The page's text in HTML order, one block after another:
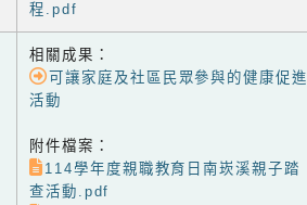
程.pdf
相關成果：
可讓家庭及社區民眾參與的健康促進
活動
附件檔案：
114學年度親職教育日南崁溪親子踏
查活動.pdf